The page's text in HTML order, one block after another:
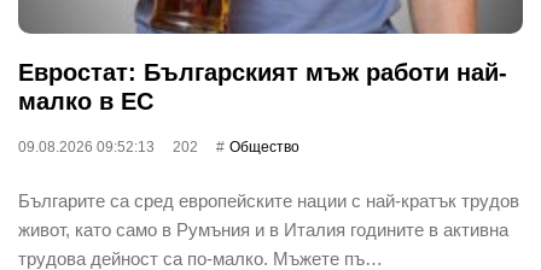
Евростат: Българският мъж работи най-
малко в ЕС
09.08.2026 09:52:13 202 Общество
Българите са сред европейските нации с най-кратък трудов
живот, като само в Румъния и в Италия годините в активна
трудова дейност са по-малко. Мъжете пъ…